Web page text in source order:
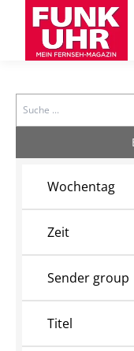
Search
Wochentag
Zeit
Sender group
Titel